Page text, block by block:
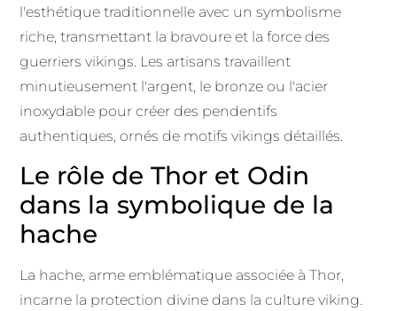
l'esthétique traditionnelle avec un symbolisme
riche, transmettant la bravoure et la force des
guerriers vikings. Les artisans travaillent
minutieusement l'argent, le bronze ou l'acier
inoxydable pour créer des pendentifs
authentiques, ornés de motifs vikings détaillés.
Le rôle de Thor et Odin
dans la symbolique de la
hache
La hache, arme emblématique associée à Thor,
incarne la protection divine dans la culture viking.